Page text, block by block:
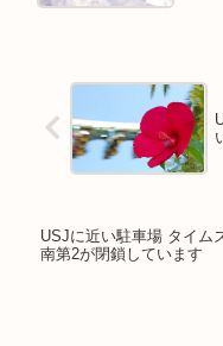
USJに近い駐車場 タイム
南第2が閉鎖しています